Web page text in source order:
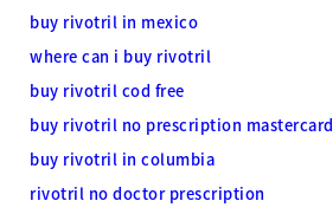
buy rivotril in mexico
where can i buy rivotril
buy rivotril cod free
buy rivotril no prescription mastercard
buy rivotril in columbia
rivotril no doctor prescription